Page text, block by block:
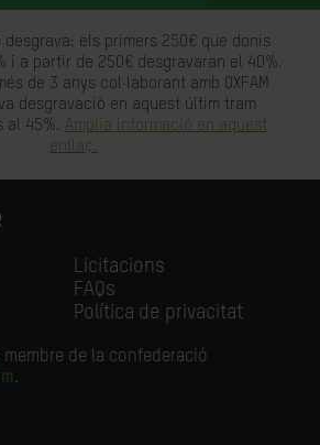
desgrava: els primers 250€ que donis
i a partir de 250€ desgravaran el 40%.
de 3 anys col·laborant amb OXFAM
desgravació en aquest últim tram
al 45%. Amplia informació en aquest
enllaç.
Licitacions
FAQs
Política de privacitat
membre de la confederació
.